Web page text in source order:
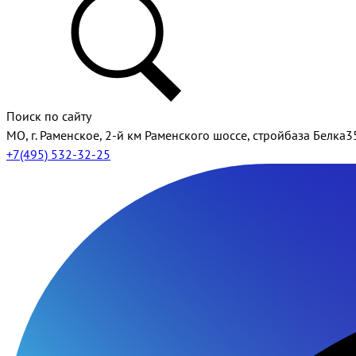
Поиск по сайту
МО, г. Раменское, 2-й км Раменского шоссе, стройбаза
+7(495) 532-32-25